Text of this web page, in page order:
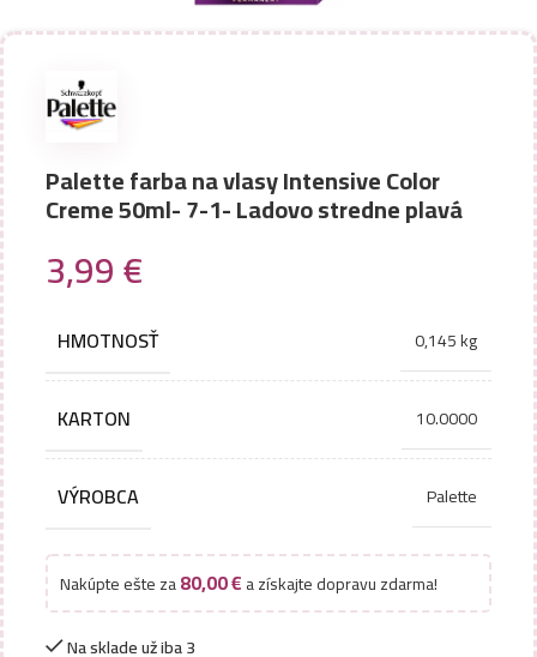
Palette farba na vlasy Intensive Color
Creme 50ml- 7-1- Ladovo stredne plavá
3,99€
HMOTNOSŤ 0,145 kg
KARTON 10.0000
VÝROBCA Palette
Nakúpte ešte za80,00€a získajte dopravu zdarma!
Na sklade už iba 3